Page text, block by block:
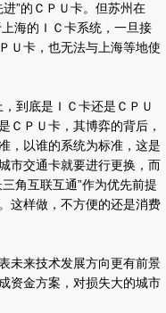
”的ＣＰＵ卡。但苏州在
海的ＩＣ卡系统，一旦接
Ｕ卡，也无法与上海等地使
到底是ＩＣ卡还是ＣＰＵ
ＣＰＵ卡，其博弈的背后，
，以谁的系统为标准，这是
市交通卡就要进行更换，而
角互联互通”作为优先前提
这样做，不方便的还是消费
来技术发展方向更有前景
资金方案，对损失大的城市